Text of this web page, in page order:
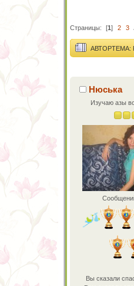
Страницы: [1] 2 3
АВТОРТЕМА:
Нюська
Изучаю азы
Вы сказали